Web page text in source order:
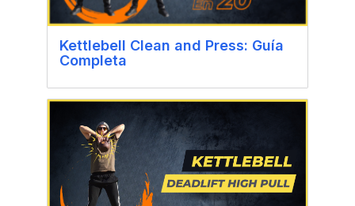
Kettlebell Clean and Press: Guía
Completa